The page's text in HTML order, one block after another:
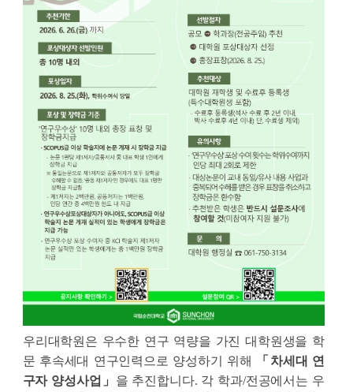
우리 대학원은 우수한 연구 역량을 가진 대학원생을 학
문 후속세대 연구인력으로 양성하기 위해
「 차세대 연
구자 양성사업 」 을 추진합니다. 각 학과/전공에서는 우